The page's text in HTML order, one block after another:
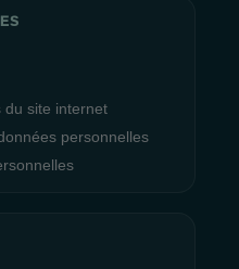
du site internet
personnelles